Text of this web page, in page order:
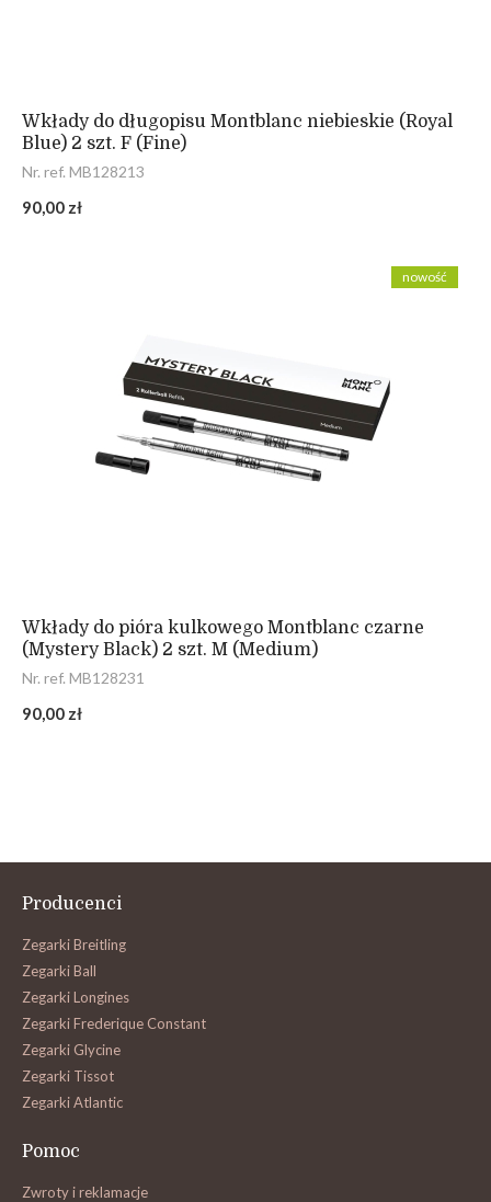
Wkłady do długopisu Montblanc niebieskie (Royal
Blue) 2 szt. F (Fine)
Nr. ref. MB128213
90,00 zł
Wkłady do pióra kulkowego Montblanc czarne
(Mystery Black) 2 szt. M (Medium)
Nr. ref. MB128231
90,00 zł
nowość
Producenci
Zegarki Breitling
Zegarki Ball
Zegarki Longines
Zegarki Frederique Constant
Zegarki Glycine
Zegarki Tissot
Zegarki Atlantic
Pomoc
Zwroty i reklamacje